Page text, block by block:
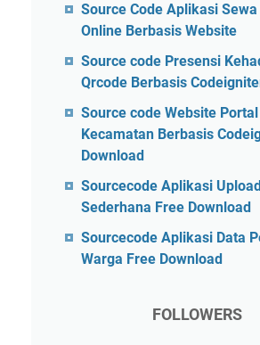
Source Code Aplikasi
Online Berbasis Website
Source code Presensi
Qrcode Berbasis
Source code Website Portal
Kecamatan Berbasis
Download
Sourcecode Aplikasi
Sederhana Free Download
Sourcecode Aplikasi Data
Warga Free Download
FOLLOWERS